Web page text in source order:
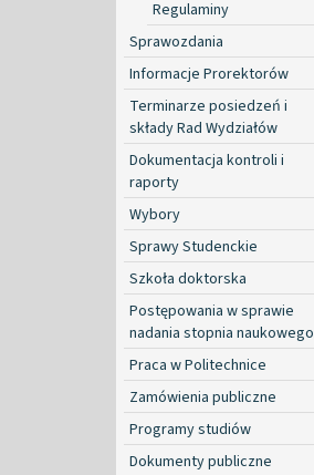
Regulaminy
Sprawozdania
Informacje Prorektorów
Terminarze posiedzeń i
składy Rad Wydziałów
Dokumentacja kontroli i
raporty
Wybory
Sprawy Studenckie
Szkoła doktorska
Postępowania w sprawie
nadania stopnia naukowego
Praca w Politechnice
Zamówienia publiczne
Programy studiów
Dokumenty publiczne